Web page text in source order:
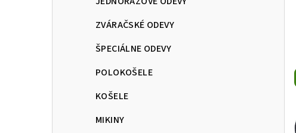
ZVÁRAČSKÉ ODEVY
ŠPECIÁLNE ODEVY
POLOKOŠELE
KOŠELE
MIKINY